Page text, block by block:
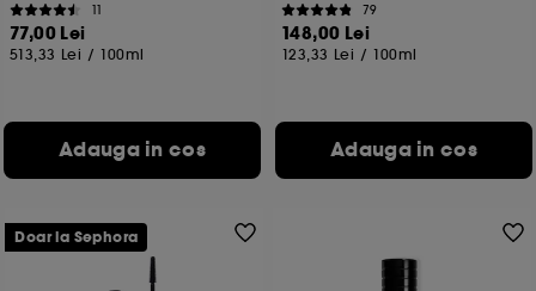
11
77,00 Lei
513,33 Lei / 100ml
Adauga in cos
79
148,00 Lei
123,33 Lei / 100ml
Adauga in cos
Doar la Sephora